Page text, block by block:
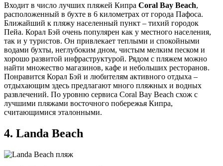
Входит в число лучших пляжей Кипра Coral Bay Beach,
расположенный в бухте в 6 километрах от города Пафоса.
Ближайший к пляжу населенный пункт – тихий городок
Пейа. Корал Бэй очень популярен как у местного населения,
так и у туристов. Он привлекает теплыми и спокойными
водами бухты, неглубоким дном, чистым мелким песком и
хорошо развитой инфраструктурой. Рядом с пляжем можно
найти множество магазинов, кафе и небольших ресторанов.
Понравится Корал Бэй и любителям активного отдыха –
отдыхающим здесь предлагают много пляжных и водных
развлечений. По уровню сервиса Coral Bay Beach схож с
лучшими пляжами восточного побережья Кипра,
считающимися эталонными.
4. Landa Beach